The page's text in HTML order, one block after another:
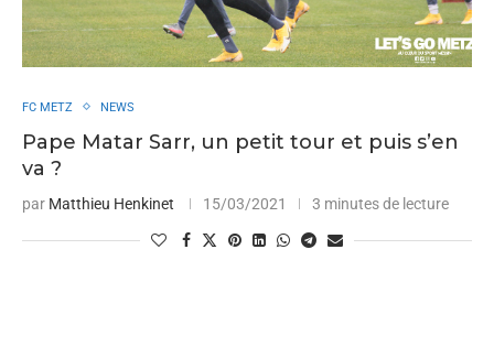
FC METZ NEWS
Pape Matar Sarr, un petit tour et puis s’en
va ?
par Matthieu Henkinet 15/03/2021 3 minutes de lecture